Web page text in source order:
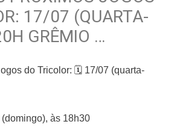
17/07 (QUARTA-
GRÊMIO …
do Tricolor: 🗓 17/07 (quarta-
às 18h30